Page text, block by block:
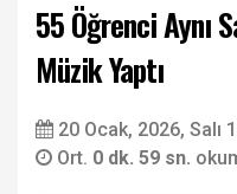
55 Öğrenci Aynı
Müzik Yaptı
20 Ocak, 2026, Salı
Ort. 0 dk. 59 sn.